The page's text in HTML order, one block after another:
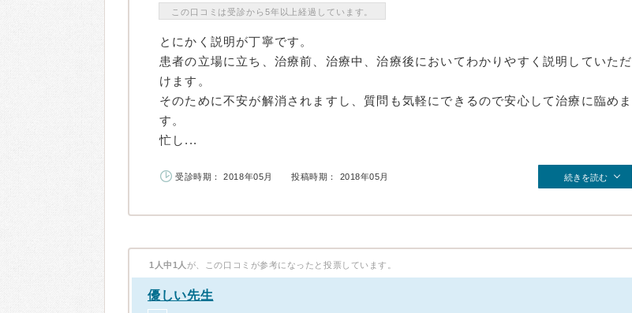
この口コミは受診から5年以上経過しています。
とにかく説明が丁寧です。
患者の立場に立ち、治療前、治療中、治療後においてわかりやすく説明していただ
けます。
そのために不安が解消されますし、質問も気軽にできるので安心して治療に臨めま
す。
忙し...
受診時期： 2018年05月 投稿時期： 2018年05月 続きを読む
1人中1人 が、この口コミが参考になったと投票しています。
優しい先生